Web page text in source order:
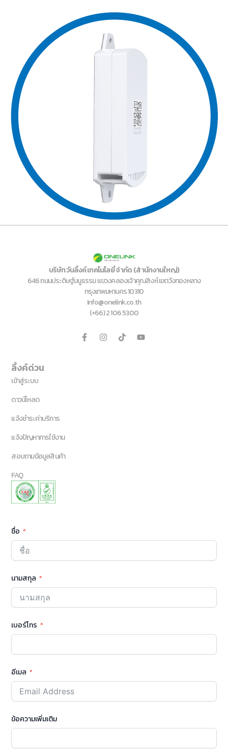
บริษัท วันลิ้งค์ เทคโนโลยี่ จำกัด (สำนักงานใหญ่)
646 ถนนประดิษฐ์มนูธรรม แขวงคลองเจ้าคุณสิงห์ เขตวังทองหลาง
กรุงเทพมหานคร 10310
info@onelink.co.th
(+66) 2 106 5300
ลิ้งค์ด่วน
เข้าสู่ระบบ
ดาวน์โหลด
แจ้งชำระค่าบริการ
แจ้งปัญหาการใช้งาน
สอบถามข้อมูลสินค้า
FAQ
ชื่อ
นามสกุล
เบอร์โทร
อีเมล
ข้อความเพิ่มเติม